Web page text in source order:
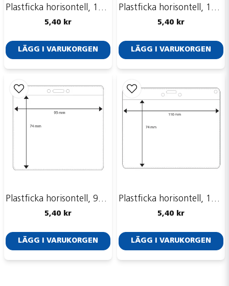
Plastficka horisontell, 103 x 51 mm
5,40 kr
LÄGG I VARUKORGEN
Plastficka horisontell, 105 x 80mm
5,40 kr
LÄGG I VARUKORGEN
Plastficka horisontell, 93 x 74 mm
5,40 kr
LÄGG I VARUKORGEN
Plastficka horisontell, 110 x 74 mm
5,40 kr
LÄGG I VARUKORGEN